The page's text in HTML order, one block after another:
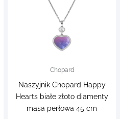
Chopard
Naszyjnik Chopard Happy
Hearts białe złoto diamenty
masa perłowa 45 cm